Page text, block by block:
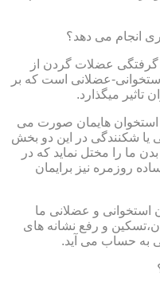
انجام می دهد؟
عضلات گردن از
عضلانی است که بر
میگذارد.
استخوان هایمان صورت می
یا شکنندگی در این دو بخش
ما را مختل نماید که در
روزمره نیز برایمان
استخوانی و عضلانی ما
و رفع نشانه های
به حساب می آید.